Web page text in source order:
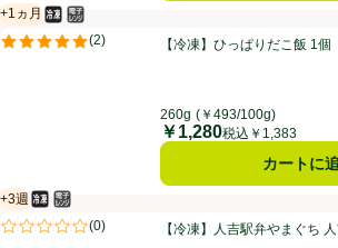
【冷凍】ひっぱりだこ飯 1個
+1ヵ月
賞味・消費期限保証：1ヵ月
冷凍食品
電子レンジ使用可
(2)
評価は2件のレビューで5点中5.0点。
【冷凍】ひっぱりだこ飯 1個
260g (￥493/100g)
価格
￥1,280税込￥1,383
カートに
【冷凍】人吉駅弁やまぐち 人吉名物 栗めし 1食
+3週
賞味・消費期限保証：3週間
冷凍食品
電子レンジ使用可
(0)
評価は0件のレビューで5点中0.0点。
【冷凍】人吉駅弁やまぐち